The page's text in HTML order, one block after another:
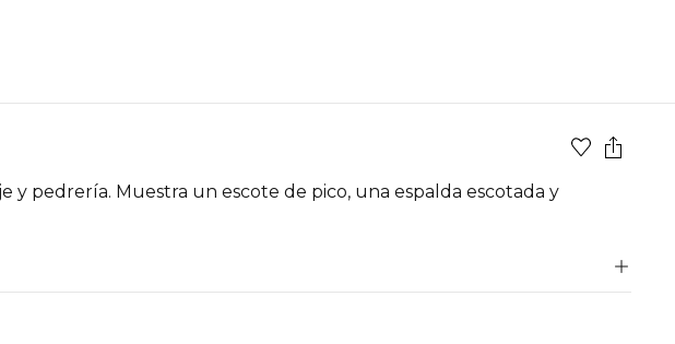
pedrería. Muestra un escote de pico, una espalda escotada y